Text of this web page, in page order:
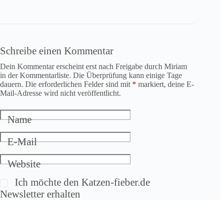
Schreibe einen Kommentar
Dein Kommentar erscheint erst nach Freigabe durch Miriam
in der Kommentarliste. Die Überprüfung kann einige Tage
dauern. Die erforderlichen Felder sind mit * markiert, deine E-
Mail-Adresse wird nicht veröffentlicht.
Name
E-Mail
Website
Ich möchte den Katzen-fieber.de
Newsletter erhalten